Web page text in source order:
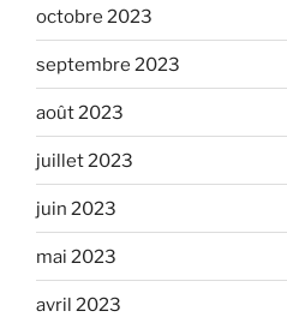
octobre 2023
septembre 2023
août 2023
juillet 2023
juin 2023
mai 2023
avril 2023